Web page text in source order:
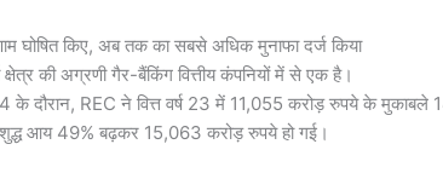
घोषित किए, अब तक का सबसे अधिक मुनाफा दर्ज किया
की अग्रणी गैर-बैंकिंग वित्तीय कंपनियों में से एक है।
के दौरान, REC ने वित्त वर्ष 23 में 11,055 करोड़ रुपये के मुकाबले
आय 49% बढ़कर 15,063 करोड़ रुपये हो गई।